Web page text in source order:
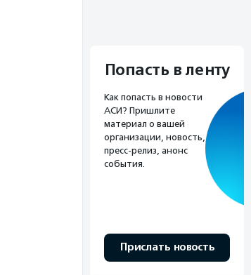
Попасть в ленту
Как попасть в новости
АСИ? Пришлите
материал о вашей
организации, новость,
пресс-релиз, анонс
события.
Прислать новость